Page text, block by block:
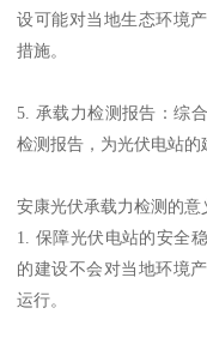
设可能对当地生态环境
措施。
5. 承载力检测报告：综
检测报告，为光伏电站的
安康光伏承载力检测的意
1. 保障光伏电站的安全
的建设不会对当地环境
运行。